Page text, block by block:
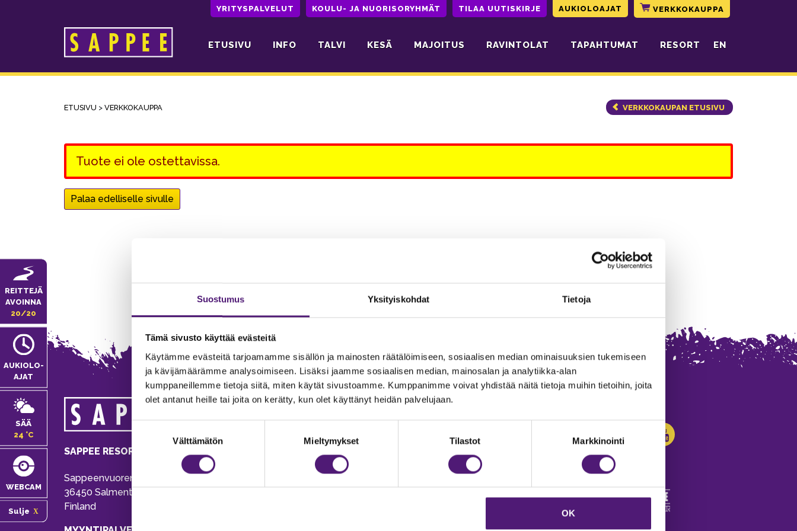
Suostumus Yksityiskohdat Tietoja
Tämä sivusto käyttää evästeitä
Käytämme evästeitä tarjoamamme sisällön ja mainosten räätälöimiseen, sosiaalisen median ominaisuuksien tukemiseen
ja kävijämäärämme analysoimiseen. Lisäksi jaamme sosiaalisen median, mainosalan ja analytiikka-alan
kumppaneillemme tietoja siitä, miten käytät sivustoamme. Kumppanimme voivat yhdistää näitä tietoja muihin tietoihin, joita
olet antanut heille tai joita on kerätty, kun olet käyttänyt heidän palvelujaan.
Välttämätön Mieltymykset Tilastot Markkinointi
OK
YRITYSPALVELUT KOULU- JA NUORISORYHMÄT TILAA UUTISKIRJE AUKIOLOAJAT VERKKOKAUPPA
Päävalikko ETUSIVU INFO TALVI KESÄ MAJOITUS RAVINTOLAT TAPAHTUMAT RESORT EN
REITTEJÄ
AVOINNA
20/20
AUKIOLO­
AJAT
SÄÄ
24 °C
WEBCAM
Sulje
ETUSIVU > VERKKOKAUPPA VERKKOKAUPAN ETUSIVU
Tuote ei ole ostettavissa.
Palaa edelliselle sivulle
SAPPEE RESORT
Sappeenvuorentie 200
36450 Salmentaka, Pälkäne
Finland
MAJOITUS
020 755 9975
majoitus@sappee.fi
Vastuullisuus
Avoimet työpaikat
Anna palautetta
Evästeasetukset